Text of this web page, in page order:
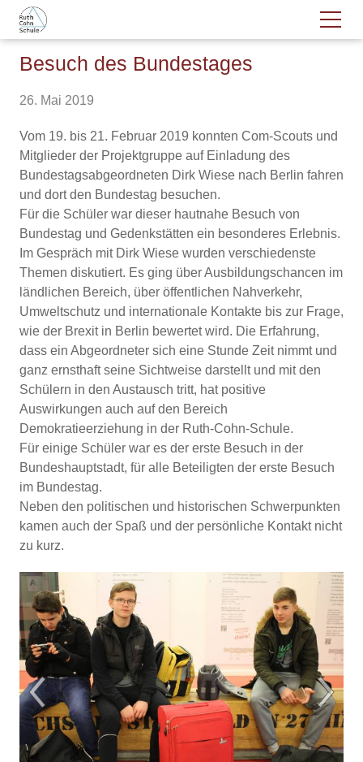
Besuch des Bundestages
26. Mai 2019
Vom 19. bis 21. Februar 2019 konnten Com-Scouts und
Mitglieder der Projektgruppe auf Einladung des
Bundestagsabgeordneten Dirk Wiese nach Berlin fahren
und dort den Bundestag besuchen.
Für die Schüler war dieser hautnahe Besuch von
Bundestag und Gedenkstätten ein besonderes Erlebnis.
Im Gespräch mit Dirk Wiese wurden verschiedenste
Themen diskutiert. Es ging über Ausbildungschancen im
ländlichen Bereich, über öffentlichen Nahverkehr,
Umweltschutz und internationale Kontakte bis zur Frage,
wie der Brexit in Berlin bewertet wird. Die Erfahrung,
dass ein Abgeordneter sich eine Stunde Zeit nimmt und
ganz ernsthaft seine Sichtweise darstellt und mit den
Schülern in den Austausch tritt, hat positive
Auswirkungen auch auf den Bereich
Demokratieerziehung in der Ruth-Cohn-Schule.
Für einige Schüler war es der erste Besuch in der
Bundeshauptstadt, für alle Beteiligten der erste Besuch
im Bundestag.
Neben den politischen und historischen Schwerpunkten
kamen auch der Spaß und der persönliche Kontakt nicht
zu kurz.